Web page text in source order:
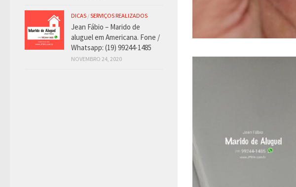
DICAS /SERVIÇOS REALIZADOS
Jean Fábio – Marido de
aluguel em Americana. Fone /
Whatsapp: (19) 99244-1485
NOVEMBRO 24, 2020